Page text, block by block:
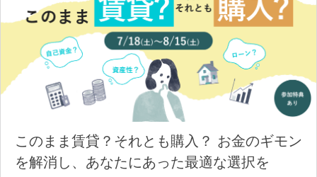
このまま賃貸？それとも購入？ お金のギモン
を解消し、あなたにあった最適な選択を